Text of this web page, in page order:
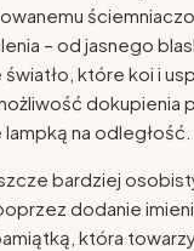
– od jasnego
które koi i
dokupienia
na odległość.
bardziej
dodanie
która